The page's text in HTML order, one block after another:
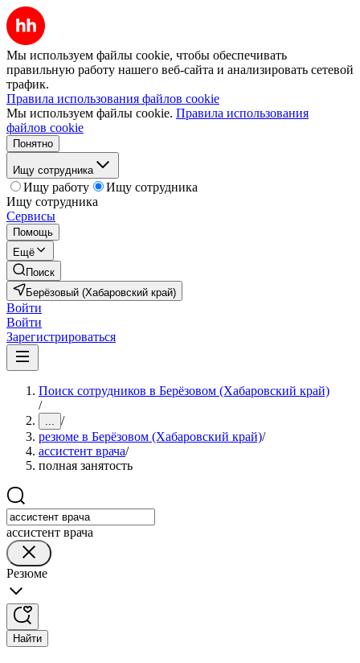
Мы используем файлы cookie, чтобы обеспечивать
правильную работу нашего веб-сайта и анализировать сетевой
трафик.
Правила использования файлов cookie
Мы используем файлы cookie. Правила использования
файлов cookie
Понятно
Ищу сотрудника
Ищу работу
Ищу сотрудника
Ищу сотрудника
Сервисы
Помощь
Ещё
Поиск
Берёзовый (Хабаровский край)
Войти
Войти
Зарегистрироваться
Поиск сотрудников в Берёзовом (Хабаровский край)
/
... /
резюме в Берёзовом (Хабаровский край)/
ассистент врача/
полная занятость
ассистент врача
Резюме
Найти